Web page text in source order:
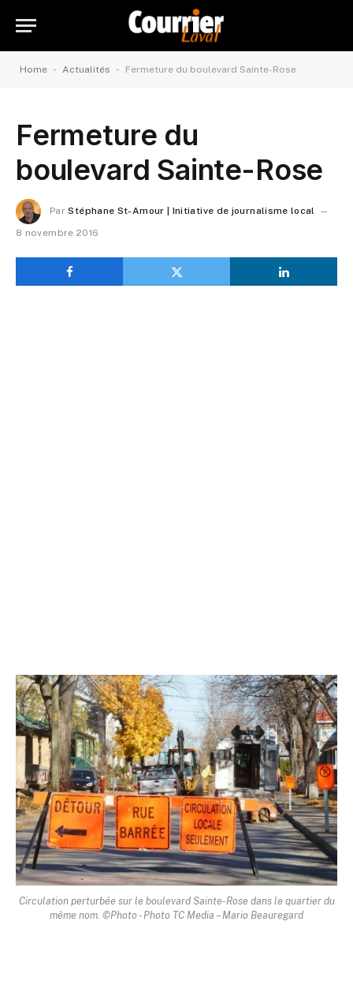
Home - Actualités - Fermeture du boulevard Sainte-Rose
Fermeture du
boulevard Sainte-Rose
Par Stéphane St-Amour | Initiative de journalisme local
8 novembre 2016
Circulation perturbée sur le boulevard Sainte-Rose dans le quartier du
même nom. ©Photo - Photo TC Media – Mario Beauregard